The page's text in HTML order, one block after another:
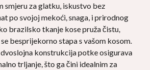
smjeru za glatku, iskustvo bez
po svojoj mekoći, snaga, i prirodnog
brazilsko tkanje kose pruža čistu,
besprijekorno stapa s vašom kosom.
konstrukcija potke osigurava
trljanje, što ga čini idealnim za